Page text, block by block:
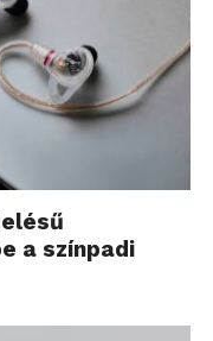
a színpadi